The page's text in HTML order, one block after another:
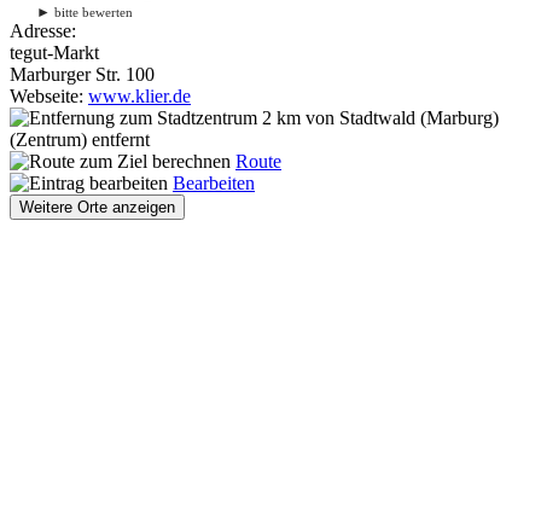
► bitte bewerten
Adresse:
tegut-Markt
Marburger Str. 100
Webseite: www.klier.de
2 km von Stadtwald (Marburg)
(Zentrum) entfernt
Route
Bearbeiten
Weitere Orte anzeigen